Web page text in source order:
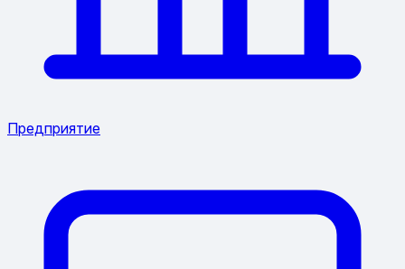
Предприятие